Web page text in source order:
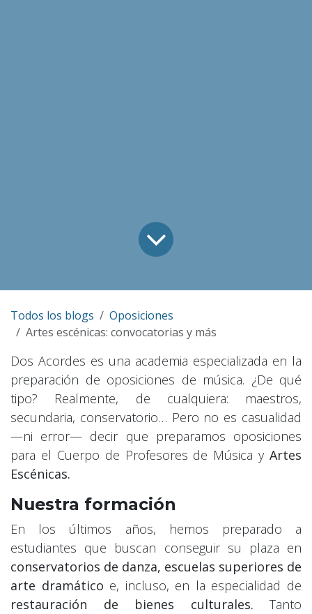
Todos los blogs
Oposiciones
Artes escénicas: convocatorias y más
Dos Acordes es una academia especializada en la
preparación de oposiciones de música. ¿De qué
tipo? Realmente, de cualquiera: maestros,
secundaria, conservatorio… Pero no es casualidad
—ni error— decir que preparamos oposiciones
para el Cuerpo de Profesores de Música y Artes
Escénicas.
Nuestra formación
En los últimos años, hemos preparado a
estudiantes que buscan conseguir su plaza en
conservatorios de danza, escuelas superiores de
arte dramático e, incluso, en la especialidad de
restauración de bienes culturales. Tanto